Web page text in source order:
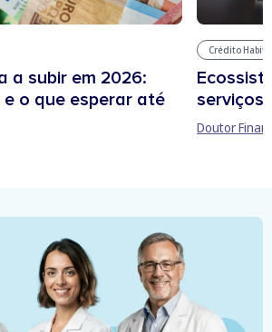
a subir em 2026:
o que esperar até
Crédito
serviços
Doutor